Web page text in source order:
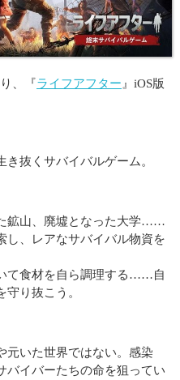
、『ライフアフター 』iOS版
抜くサバイバルゲーム。
鉱山、廃墟となった大学……
し、レアなサバイバル物資を
て食材を自ら調理する……自
り抜こう。
元いた世界ではない。感染
バイバーたちの命を狙ってい